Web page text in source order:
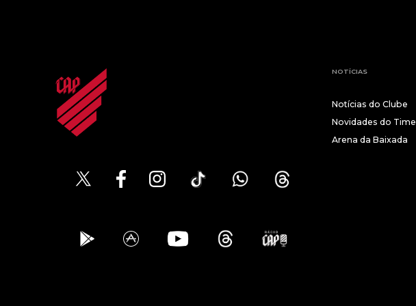
NOTÍCIAS
Notícias do Clube
Novidades do Time
Arena da Baixada